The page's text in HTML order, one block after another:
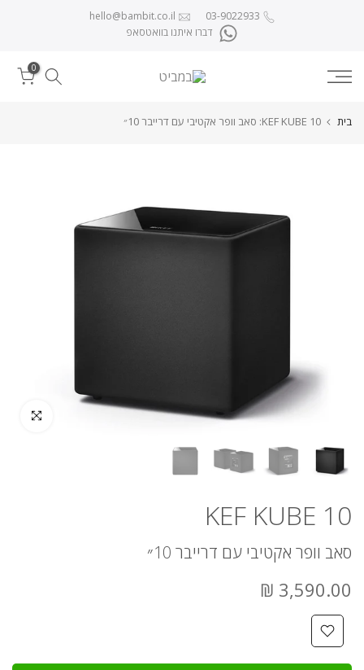
03-9022933
hello@bambit.co.il
דברו איתנו בוואטסאפ
0
בית KEF KUBE 10: סאב וופר אקטיבי עם דרייבר 10״
לחץ להגדלה
KEF KUBE 10
סאב וופר אקטיבי עם דרייבר 10״
3,590.00 ₪